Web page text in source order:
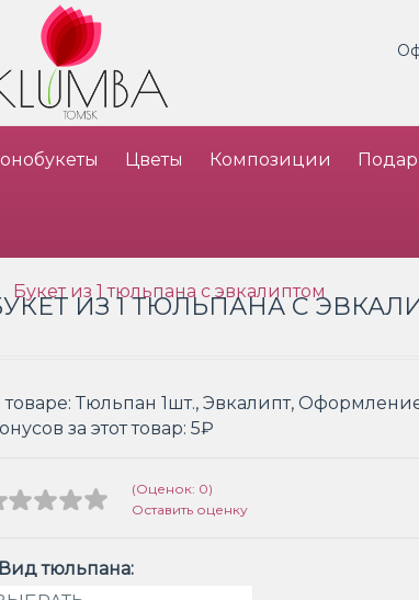
Цветы Композиции
Букет из 1 тюльпана с эвкалиптом
ИЗ 1 ТЮЛЬПАНА С
Тюльпан 1шт., Эвкалипт,
за этот товар: 5₽
(Оценок: 0)
Оставить оценку
Вид тюльпана: